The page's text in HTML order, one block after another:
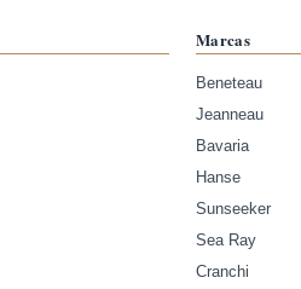
Marcas
Beneteau
Jeanneau
Bavaria
Hanse
Sunseeker
Sea Ray
Cranchi